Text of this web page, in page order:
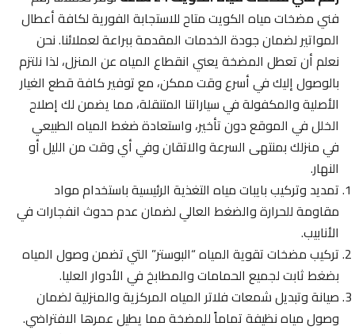
فني مضخات مياه الكويت متاح للاستجابة الفورية لكافة أعطال
المواتير لضمان جودة الخدمات المقدمة ببراعة لعملائنا. نحن
نعلم أن تعطل المضخة يعني انقطاع المياه عن المنزل، لذا نلتزم
بالوصول إليك في أسرع وقت ممكن، مع توفير كافة قطع الغيار
الأصلية والمكفولة في سياراتنا المتنقلة، مما يضمن لك إصلاح
الخلل في الموقع دون تأخير، واستعادة ضغط المياه الطبيعي
في منزلك بمنتهى السرعة والاتقان وفي أي وقت من الليل أو
النهار.
تمديد وتركيب بايبات مياه التغذية الرئيسية باستخدام مواد
مقاومة للحرارة والضغط العالي لضمان عدم حدوث انفجارات في
الأنابيب.
تركيب مضخات تقوية المياه “البوستر” التي تضمن وصول المياه
بضغط ثابت لجميع الحمامات والمطابخ في الأدوار العليا.
صيانة وتبديل شمعات فلاتر المياه المركزية والمنزلية لضمان
وصول مياه نظيفة تماماً للمضخة مما يطيل عمرها الافتراضي.